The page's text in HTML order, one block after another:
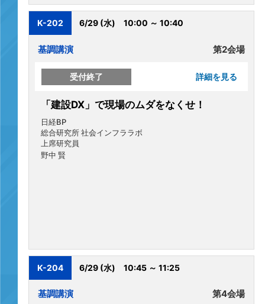
K-202 6/29 (水) 10:00 ～ 10:40
基調講演 第2会場
受付終了 詳細を見る
「建設DX」で現場のムダをなくせ！
日経BP
総合研究所 社会インフララボ
上席研究員
野中 賢
K-204 6/29 (水) 10:45 ～ 11:25
基調講演 第4会場